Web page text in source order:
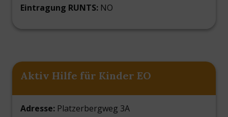
Eintragung RUNTS: NO
Aktiv Hilfe für Kinder EO
Adresse: Platzerbergweg 3A